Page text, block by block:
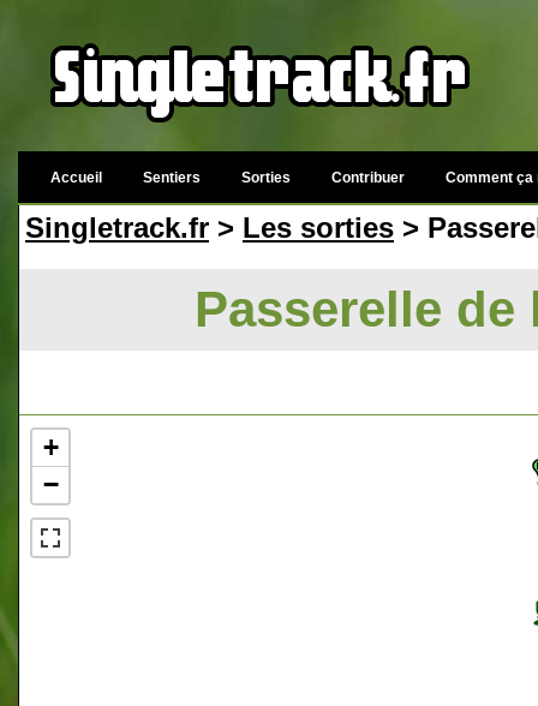
Accueil Sentiers Sorties Contribuer Comment ça
Singletrack.fr > Les sorties >
Passerelle de
+
−